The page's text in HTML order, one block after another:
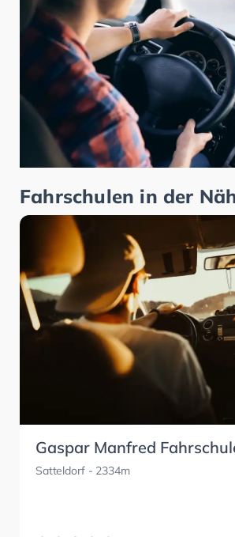
Fahrschulen in der
Gaspar Manfred
Satteldorf- 2334m